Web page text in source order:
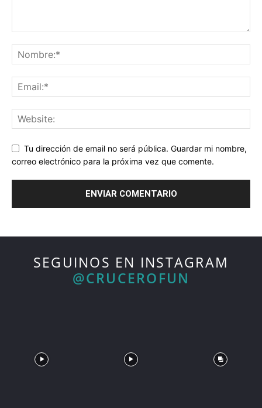
Tu dirección de email no será pública. Guardar mi nombre,
correo electrónico para la próxima vez que comente.
SEGUINOS EN INSTAGRAM
@CRUCEROFUN